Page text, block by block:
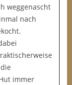
weggenascht
nach
immer